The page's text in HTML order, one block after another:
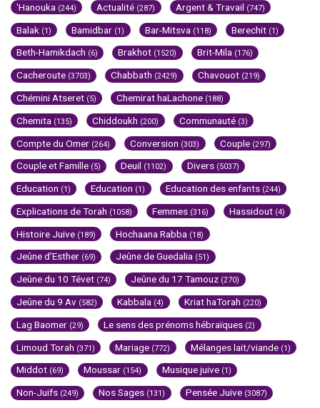
'Hanouka (244) Actualité (287) Argent & Travail (747)
Balak (1) Bamidbar (1) Bar-Mitsva (118) Berechit (1)
Beth-Hamikdach (6) Brakhot (1520) Brit-Mila (176)
Cacheroute (3703) Chabbath (2429) Chavouot (219)
Chémini Atseret (5) Chemirat haLachone (188)
Chemita (135) Chiddoukh (200) Communauté (3)
Compte du Omer (264) Conversion (303) Couple (297)
Couple et Famille (5) Deuil (1102) Divers (5037)
Education (1) Education (1) Education des enfants (244)
Explications de Torah (1058) Femmes (316) Hassidout (4)
Histoire Juive (189) Hochaana Rabba (18)
Jeûne d'Esther (69) Jeûne de Guedalia (51)
Jeûne du 10 Tévet (74) Jeûne du 17 Tamouz (270)
Jeûne du 9 Av (582) Kabbala (4) Kriat haTorah (220)
Lag Baomer (29) Le sens des prénoms hébraïques (2)
Limoud Torah (371) Mariage (772) Mélanges lait/viande (1)
Middot (69) Moussar (154) Musique juive (1)
Non-Juifs (249) Nos Sages (131) Pensée Juive (3087)